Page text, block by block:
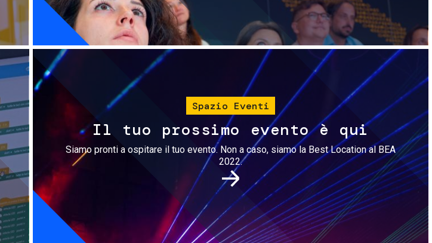
Immagine
Spazio Eventi
Il tuo prossimo evento è qui
Siamo pronti a ospitare il tuo evento. Non a caso, siamo la Best Location al BEA
2022.